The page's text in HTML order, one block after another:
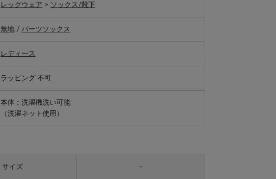
レッグウェア > ソックス/靴下
無地 / パーツソックス
レディース
ラッピング 不可
本体：洗濯機洗い可能
（洗濯ネット使用）
サイズ -